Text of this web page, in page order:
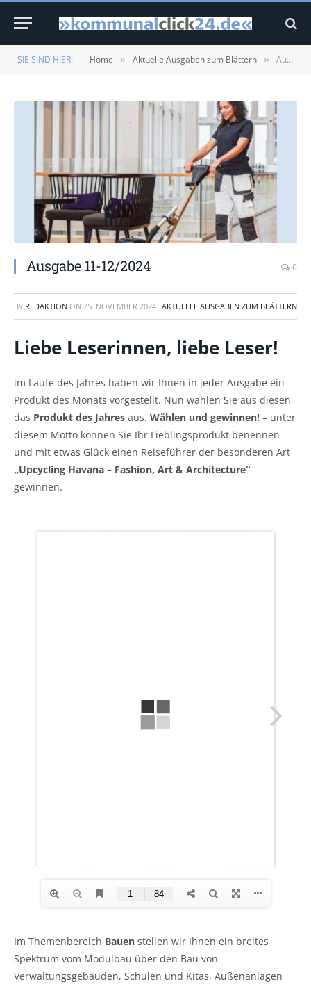
SIE SIND HIER: Home » Aktuelle Ausgaben zum Blättern » Ausgabe 11-12/2024
Ausgabe 11-12/2024 0
BY REDAKTION ON 25. NOVEMBER 2024 AKTUELLE AUSGABEN ZUM BLÄTTERN
Liebe Leserinnen, liebe Leser!
im Laufe des Jahres haben wir Ihnen in jeder Ausgabe ein
Produkt des Monats vorgestellt. Nun wählen Sie aus diesen
das Produkt des Jahres aus. Wählen und gewinnen! – unter
diesem Motto können Sie Ihr Lieblingsprodukt benennen
und mit etwas Glück einen Reiseführer der besonderen Art
„Upcycling Havana – Fashion, Art & Architecture“
gewinnen.
Im Themenbereich Bauen stellen wir Ihnen ein breites
Spektrum vom Modulbau über den Bau von
Verwaltungsgebäuden, Schulen und Kitas, Außenanlagen